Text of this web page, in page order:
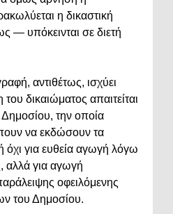
η δικαστική
— υπόκεινται σε διετή
αντιθέτως, ισχύει
δικαιώματος απαιτείται
την οποία
να εκδώσουν τα
για ευθεία αγωγή λόγω
αλλά για αγωγή
οφειλόμενης
του Δημοσίου.